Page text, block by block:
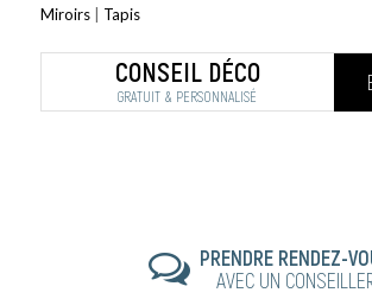
Miroirs| Tapis
CONSEIL DÉCO
GRATUIT & PERSONNALISÉ
PRENDRE RENDEZ-
AVEC UN